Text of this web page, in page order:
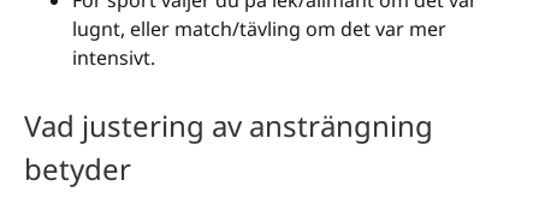
lugnt, eller match/tävling om det var mer
intensivt.
Vad justering av ansträngning
betyder